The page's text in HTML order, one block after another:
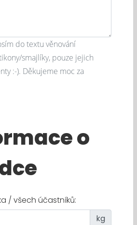
do textu věnování
smajlíky, pouze jejich
:-). Děkujeme moc za
o
/ všech účastníků:
kg